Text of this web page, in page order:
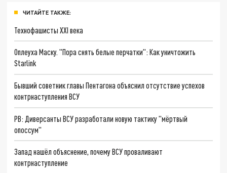
ЧИТАЙТЕ ТАКЖЕ:
Технофашисты XXI века
Оплеуха Маску. "Пора снять белые перчатки": Как уничтожить
Starlink
Бывший советник главы Пентагона объяснил отсутствие успехов
контрнаступления ВСУ
РВ: Диверсанты ВСУ разработали новую тактику "мёртвый
опоссум"
Запад нашёл объяснение, почему ВСУ проваливают
контрнаступление